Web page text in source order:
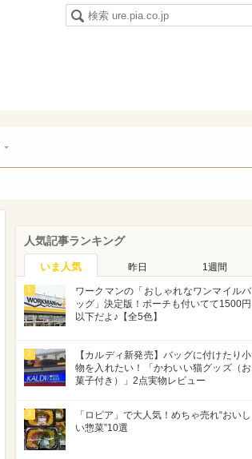
人気記事ランキング
いま人気 昨日 1週間
1
ワークマンの「おしゃれなワンマイルバ
ッグ」決定版！ポーチも付いてて1500円
以下だよ♪【全5色】
2
【カルディ新発売】バッグに付けたり小
物を入れたい！「かわいい猫グッズ（お
菓子付き）」2点実物レビュー
3
「ロピア」で大人気！めちゃ売れ“おいし
い惣菜”10選